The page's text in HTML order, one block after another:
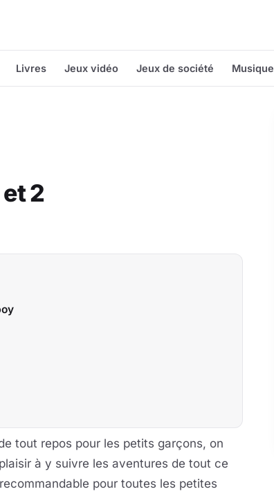
Livres Jeux vidéo Jeux de société Musique
2
tout repos pour les petits garçons, on
à y suivre les aventures de tout ce
pour toutes les petites